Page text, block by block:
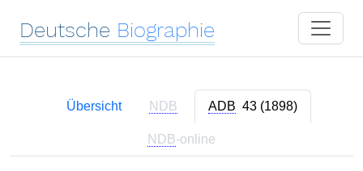
Deutsche Biographie
Übersicht NDB ADB 43 (1898)
NDB-online